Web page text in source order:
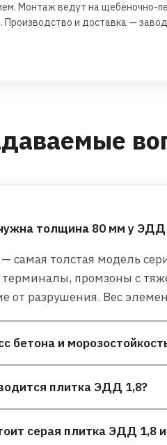
Монтаж ведут на щебёночно-
Производство и доставка —
толщина 80 мм у ЭДД
самая толстая модель
промзоны с
от разрушения. Вес
бетона и
техники и
плитка ЭДД 1,8?
каждого элемента. Бетон
серая плитка ЭДД 1,8 и